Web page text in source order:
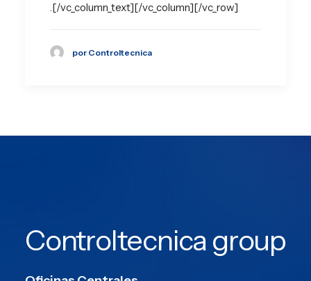
.[/vc_column_text][/vc_column][/vc_row]
por Controltecnica
Controltecnica group